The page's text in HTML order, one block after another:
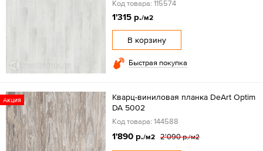
Код товара: 115574
1'315 р./м2
В корзину
Быстрая покупка
Акция
Кварц-виниловая планка DeArt Optim
DA 5002
Код товара: 144588
1'890 р./м2 2'090 р./м2